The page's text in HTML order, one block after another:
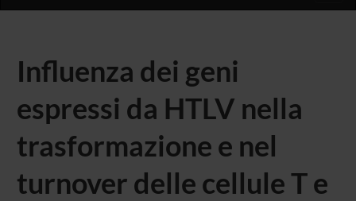
Influenza dei geni
espressi da HTLV nella
trasformazione e nel
turnover delle cellule T e